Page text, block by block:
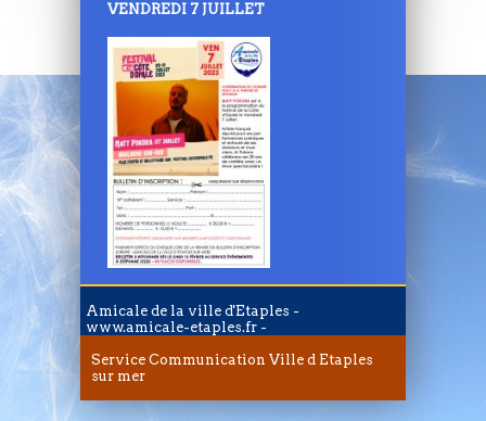
VENDREDI 7 JUILLET
Amicale de la ville d'Etaples -
www.amicale-etaples.fr -
Service Communication Ville d Etaples
sur mer